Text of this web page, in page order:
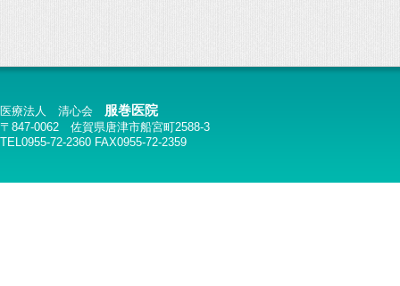
医療法人 清心会 服巻医院
〒847-0062 佐賀県唐津市船宮町2588-3
TEL0955-72-2360 FAX0955-72-2359